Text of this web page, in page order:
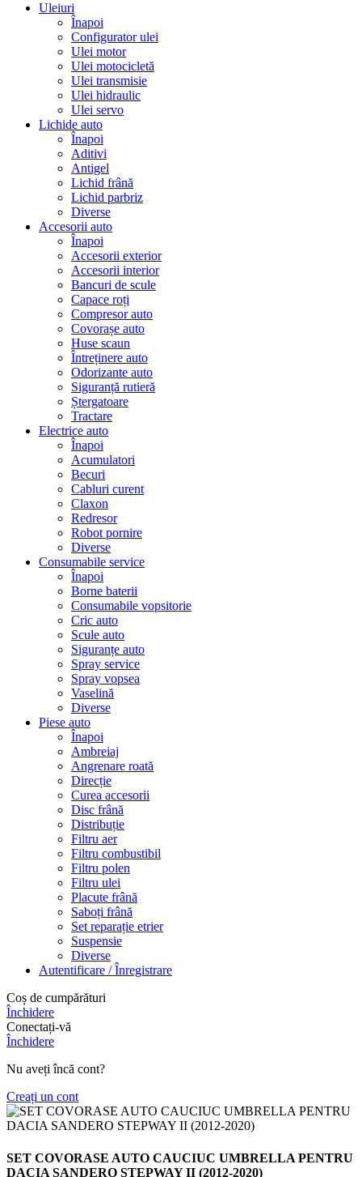
Uleiuri
Înapoi
Configurator ulei
Ulei motor
Ulei motocicletă
Ulei transmisie
Ulei hidraulic
Ulei servo
Lichide auto
Înapoi
Aditivi
Antigel
Lichid frână
Lichid parbriz
Diverse
Accesorii auto
Înapoi
Accesorii exterior
Accesorii interior
Bancuri de scule
Capace roți
Compresor auto
Covorașe auto
Huse scaun
Întreținere auto
Odorizante auto
Siguranță rutieră
Ștergatoare
Tractare
Electrice auto
Înapoi
Acumulatori
Becuri
Cabluri curent
Claxon
Redresor
Robot pornire
Diverse
Consumabile service
Înapoi
Borne baterii
Consumabile vopsitorie
Cric auto
Scule auto
Siguranțe auto
Spray service
Spray vopsea
Vaselină
Diverse
Piese auto
Înapoi
Ambreiaj
Angrenare roată
Direcție
Curea accesorii
Disc frână
Distribuție
Filtru aer
Filtru combustibil
Filtru polen
Filtru ulei
Placute frână
Saboți frână
Set reparație etrier
Suspensie
Diverse
Autentificare / Înregistrare
Coș de cumpărături
Închidere
Conectați-vă
Închidere
Nu aveți încă cont?
Creați un cont
SET COVORASE AUTO CAUCIUC UMBRELLA PENTRU
DACIA SANDERO STEPWAY II (2012-2020)